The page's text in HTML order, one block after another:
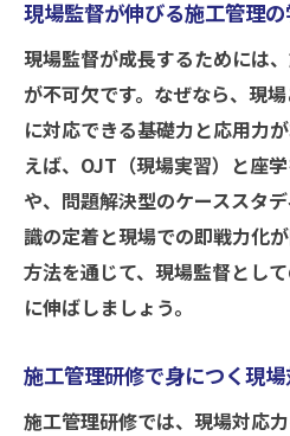
現場監督が伸びる施工管理
現場監督が成長するためには
が不可欠です。なぜなら、現
に対応できる基礎力と応用力
えば、OJT（現場実習）と座
や、問題解決型のケーススタ
識の定着と現場での即戦力化
方法を通じて、現場監督とし
に伸ばしましょう。
施工管理研修で身につく現
施工管理研修では、現場対応